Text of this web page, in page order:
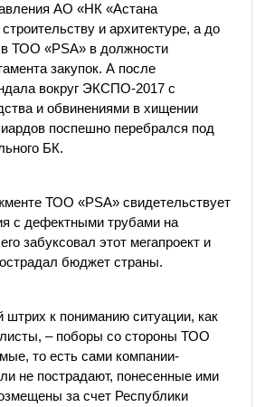
АО «НК «Астана
и архитектуре, а до
в ТОО «PSA» в должности
закупок. А после
вокруг ЭКСПО-2017 с
и обвинениями в хищении
поспешно перебрался под
БК.
ТОО «PSA» свидетельствует
с дефектными трубами на
забуксовал этот мегапроект и
бюджет страны.
к пониманию ситуации, как
– поборы со стороны ТОО
то есть сами компании-
не пострадают, понесенные ими
за счет Республики